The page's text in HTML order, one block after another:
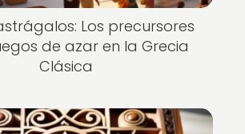
Los precursores
de azar en la Grecia
Clásica